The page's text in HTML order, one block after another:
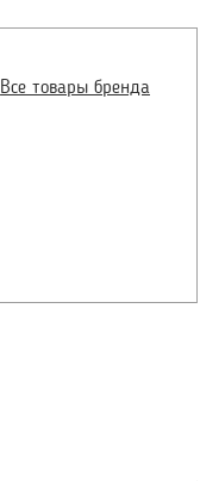
Все товары бренда